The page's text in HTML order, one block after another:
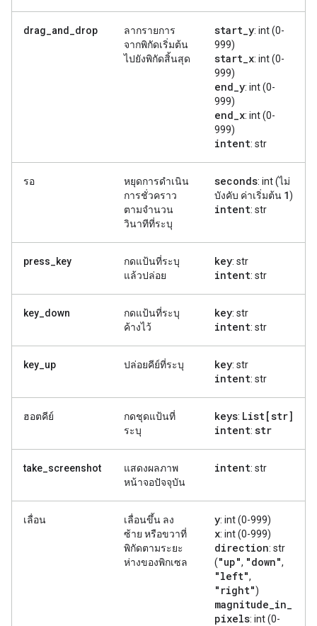
drag_and_drop
ลากรายการ
จากพิกัดเริ่มต้น
ไปยังพิกัดสิ้นสุด
start_y: int (0-
999)
start_x: int (0-
999)
end_y: int (0-
999)
end_x: int (0-
999)
intent: str
รอ
หยุดการดำเนิน
การชั่วคราว
ตามจำนวน
วินาทีที่ระบุ
seconds: int (ไม่
บังคับ ค่าเริ่มต้น 1)
intent: str
press_key
กดแป้นที่ระบุ
แล้วปล่อย
key: str
intent: str
key_down
กดแป้นที่ระบุ
ค้างไว้
key: str
intent: str
key_up ปล่อยคีย์ที่ระบุ key: str
intent: str
ฮอตคีย์
กดชุดแป้นที่
ระบุ
keys: List[str]
intent: str
take_screenshot
แสดงผลภาพ
หน้าจอปัจจุบัน
intent: str
เลื่อน
เลื่อนขึ้น ลง
ซ้าย หรือขวาที่
พิกัดตามระยะ
ห่างของพิกเซล
y: int (0-999)
x: int (0-999)
direction: str
("up", "down",
"left",
"right")
magnitude_in_
pixels: int (0-